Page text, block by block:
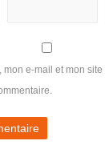
mon e-mail et mon